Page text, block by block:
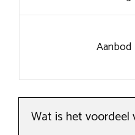
Aanbod
Wat is het voordeel